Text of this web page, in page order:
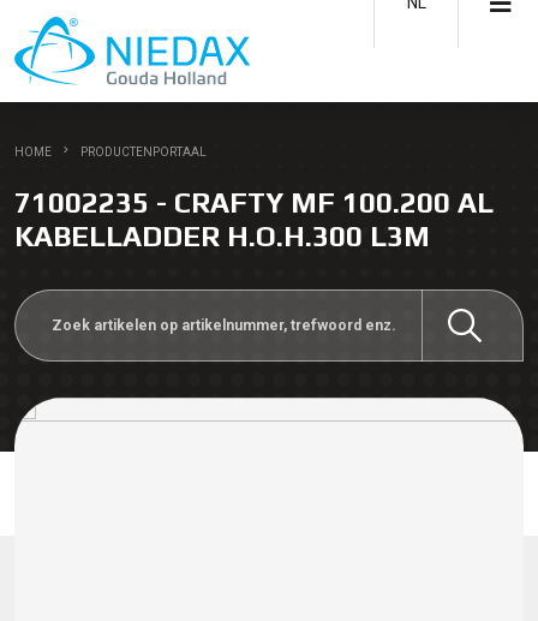
HOME PRODUCTENPORTAAL
71002235 - CRAFTY MF 100.200 AL
KABELLADDER H.O.H.300 L3M